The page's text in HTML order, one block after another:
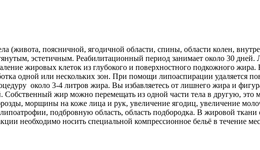
(живота, поясничной, ягодичной области, спины, области колен,
эстетичным. Реабилитационный период занимает около 30
жировых клеток из глубокого и поверхностного подкожного
одной или нескольких зон. При помощи липоаспирации удаляется
около 3-4 литров жира. Вы избавляетесь от лишнего жира и
Собственный жир можно перемещать из одной части тела в другую,
морщины на коже лица и рук, увеличение ягодиц, увеличение
подбровную область, область подбородка. В жировой ткани
необходимо носить специальной компрессионное бельё в течение